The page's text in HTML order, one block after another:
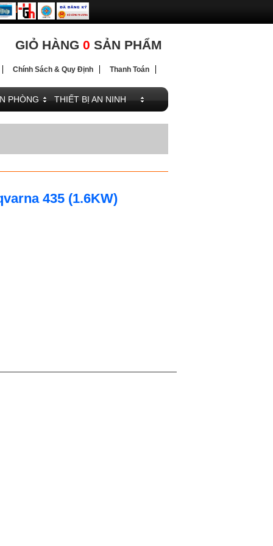
GIỎ HÀNG 0 SẢN PHẨM
Chính Sách & Quy Định Thanh Toán
PHÒNG THIẾT BỊ AN NINH
435 (1.6KW)